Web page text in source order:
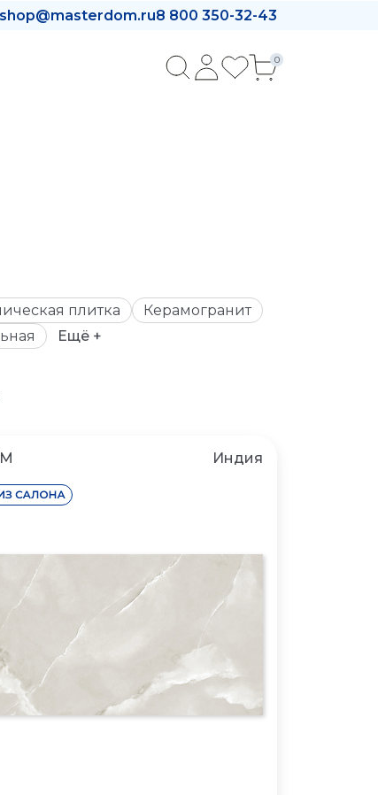
shop@masterdom.ru8 800 350-32-43
0
плитка
Керамогранит
Ещё +
Индия